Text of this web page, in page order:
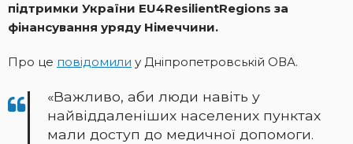
підтримки України EU4ResilientRegions за
фінансування уряду Німеччини.
Про це повідомили у Дніпропетровській ОВА.
«Важливо, аби люди навіть у
найвіддаленіших населених пунктах
мали доступ до медичної допомоги.